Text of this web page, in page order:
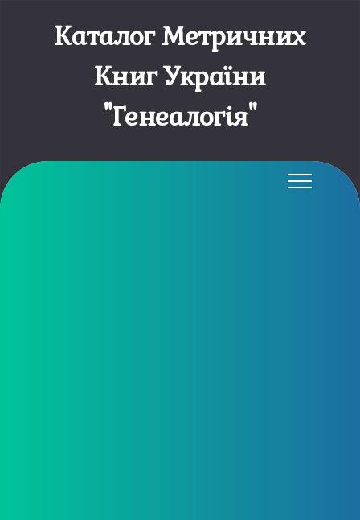
Каталог Метричних
Книг України
"Генеалогія"